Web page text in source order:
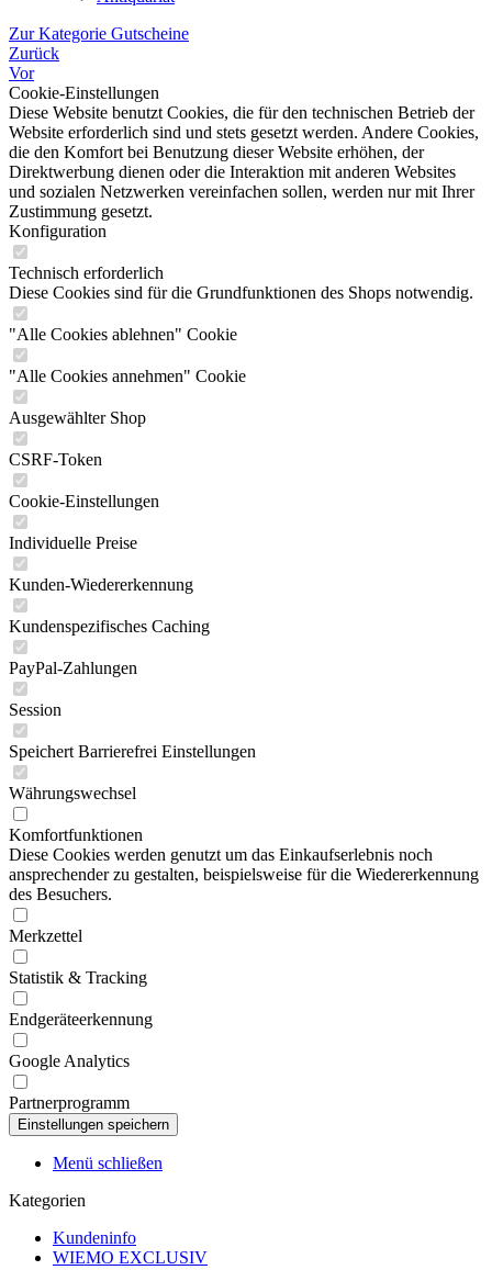
Zur Kategorie Gutscheine
Zurück
Vor
Cookie-Einstellungen
Diese Website benutzt Cookies, die für den technischen Betrieb der
Website erforderlich sind und stets gesetzt werden. Andere Cookies,
die den Komfort bei Benutzung dieser Website erhöhen, der
Direktwerbung dienen oder die Interaktion mit anderen Websites
und sozialen Netzwerken vereinfachen sollen, werden nur mit Ihrer
Zustimmung gesetzt.
Konfiguration
Technisch erforderlich
Diese Cookies sind für die Grundfunktionen des Shops notwendig.
"Alle Cookies ablehnen" Cookie
"Alle Cookies annehmen" Cookie
Ausgewählter Shop
CSRF-Token
Cookie-Einstellungen
Individuelle Preise
Kunden-Wiedererkennung
Kundenspezifisches Caching
PayPal-Zahlungen
Session
Speichert Barrierefrei Einstellungen
Währungswechsel
Komfortfunktionen
Diese Cookies werden genutzt um das Einkaufserlebnis noch
ansprechender zu gestalten, beispielsweise für die Wiedererkennung
des Besuchers.
Merkzettel
Statistik & Tracking
Endgeräteerkennung
Google Analytics
Partnerprogramm
Menü schließen
Kategorien
Kundeninfo
WIEMO EXCLUSIV